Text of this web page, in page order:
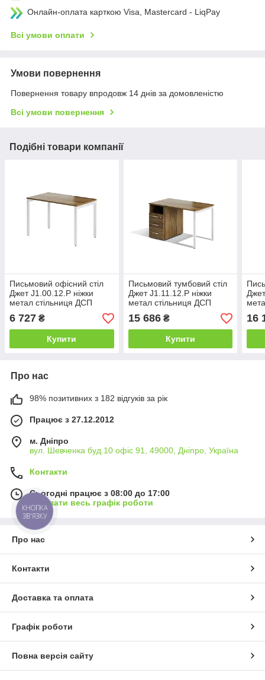
Онлайн-оплата карткою Visa, Mastercard - LiqPay
Всі умови оплати
Умови повернення
Повернення товару впродовж 14 днів за домовленістю
Всі умови повернення
Подібні товари компанії
Письмовий офісний стіл
Джет J1.00.12.P ніжки
метал стільниця ДСП
1200х700 мм (MConcept-
ТМ)
6 727 ₴
Купити
Письмовий тумбовий стіл
Джет J1.11.12.P ніжки
метал стільниця ДСП
1200х700 мм (MConcept-
ТМ)
15 686₴
Купити
ТМ)
16
Про нас
98% позитивних з 182 відгуків за рік
Працює з 27.12.2012
м. Дніпро
вул. Шевченка буд.10 офіс 91, 49000, Дніпро, Україна
Контакти
Сьогодні працює з 08:00 до 17:00
Показати весь графік роботи
Про нас
Контакти
Доставка та оплата
Графік роботи
Повна версія сайту
КНОПКА
ЗВ'ЯЗКУ